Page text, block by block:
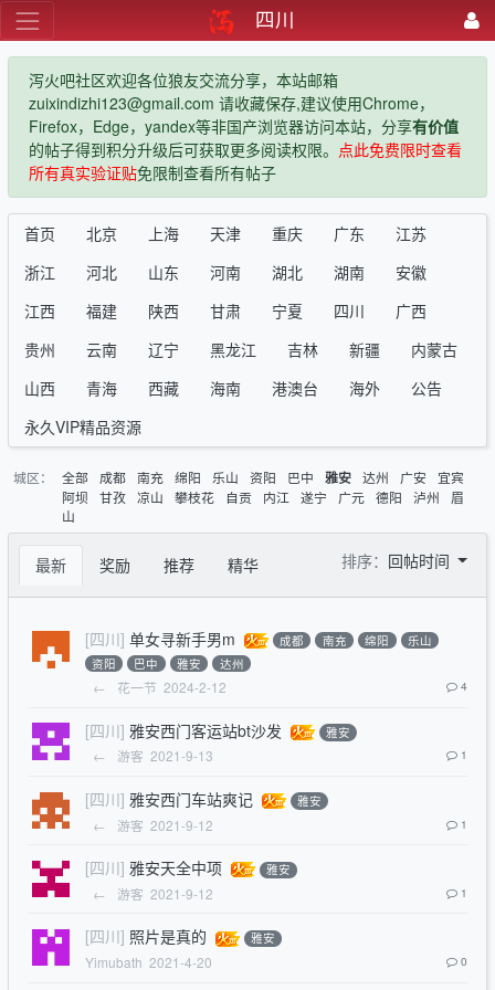
四川
泻火吧社区欢迎各位狼友交流分享，本站邮箱
zuixindizhi123@gmail.com 请收藏保存,建议使用Chrome，
Firefox，Edge，yandex等非国产浏览器访问本站，分享有价值
的帖子得到积分升级后可获取更多阅读权限。 点此免费限时查看
所有真实验证贴免限制查看所有帖子
首页 北京 上海 天津 重庆 广东
江苏
浙江
河北 山东 河南 湖北 湖南
安徽
江西
福建 陕西 甘肃 宁夏 四川
广西
贵州
云南 辽宁 黑龙江 吉林 新疆
内蒙古
山西
青海 西藏 海南 港澳台 海外
公告
永久VIP精品资源
城区： 全部 成都 南充 绵阳 乐山 资阳 巴中 雅安 达州 广安
宜宾
阿坝
甘孜 凉山 攀枝花 自贡 内江 遂宁 广元 德阳 泸州
眉
山
最新 奖励 推荐 精华 排序： 回帖时间
[四川] 单女寻新手男m 成都 南充 绵阳
乐山
资阳
巴中 雅安 达州
← 花一节 2024-2-12 4
[四川] 雅安西门客运站bt沙发 雅安
← 游客 2021-9-13 1
[四川] 雅安西门车站爽记 雅安
← 游客 2021-9-12 1
[四川] 雅安天全中项 雅安
← 游客 2021-9-12 1
[四川] 照片是真的 雅安
Yimubath 2021-4-20 0